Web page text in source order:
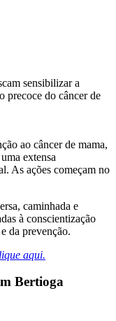
sensibilizar a
precoce do câncer de
ao câncer de mama,
extensa
As ações começam no
caminhada e
à conscientização
da prevenção.
aqui.
Bertioga